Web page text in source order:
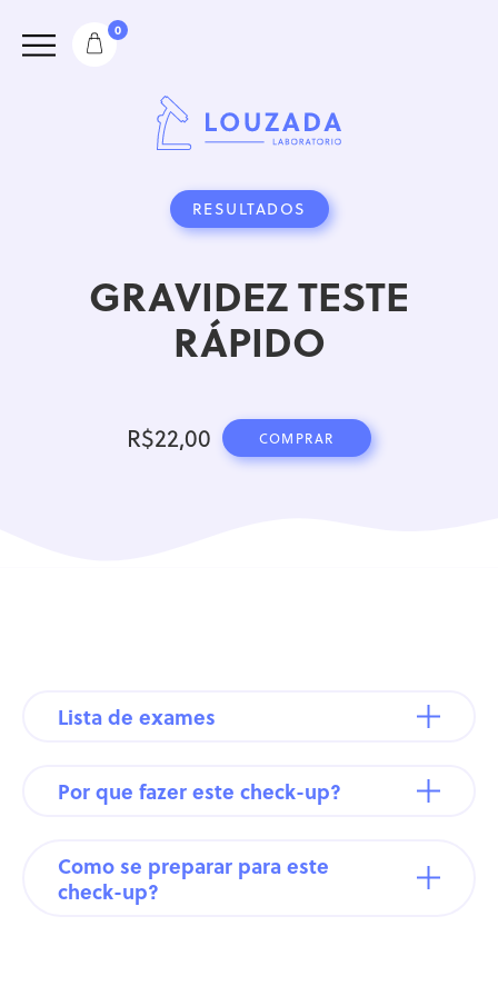
0
RESULTADOS
GRAVIDEZ TESTE
RÁPIDO
R$22,00 COMPRAR
Lista de exames
Por que fazer este check-up?
Como se preparar para este
check-up?